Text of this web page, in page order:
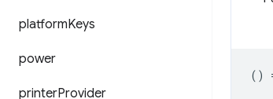
platformKeys
power
printerProvider
()